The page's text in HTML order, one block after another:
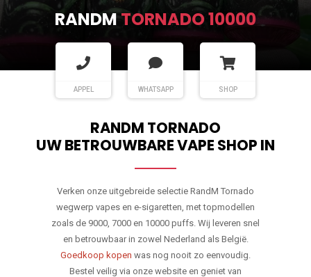
RANDMTORNADO 9000
APPEL WHATSAPP SHOP
RANDM TORNADO
UW BETROUWBARE VAPE SHOP IN
Verken onze uitgebreide selectie RandM Tornado
wegwerp vapes en e-sigaretten, met topmodellen
zoals de 9000, 7000 en 10000 puffs. Wij leveren snel
en betrouwbaar in zowel Nederland als België.
Goedkoop kopen was nog nooit zo eenvoudig.
Bestel veilig via onze website en geniet van